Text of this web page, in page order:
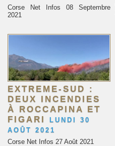
Corse Net Infos 08 Septembre
2021
EXTREME-SUD :
DEUX INCENDIES
À ROCCAPINA ET
FIGARI
LUNDI 30
AOÛT 2021
Corse Net Infos 27 Août 2021